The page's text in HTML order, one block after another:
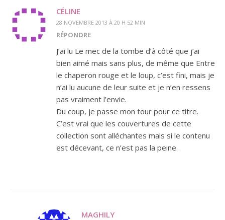
CÉLINE
28 NOVEMBRE 2013 À 20 H 52 MIN
RÉPONDRE
J’ai lu Le mec de la tombe d’à côté que j’ai
bien aimé mais sans plus, de même que Entre
le chaperon rouge et le loup, c’est fini, mais je
n’ai lu aucune de leur suite et je n’en ressens
pas vraiment l’envie.
Du coup, je passe mon tour pour ce titre.
C’est vrai que les couvertures de cette
collection sont alléchantes mais si le contenu
est décevant, ce n’est pas la peine.
MAGHILY